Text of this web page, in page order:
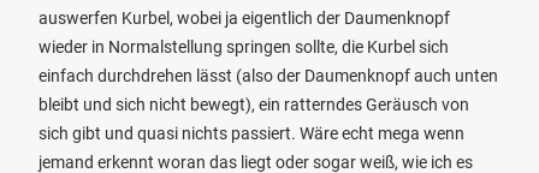
auswerfen Kurbel, wobei ja eigentlich der Daumenknopf
wieder in Normalstellung springen sollte, die Kurbel sich
einfach durchdrehen lässt (also der Daumenknopf auch unten
bleibt und sich nicht bewegt), ein ratterndes Geräusch von
sich gibt und quasi nichts passiert. Wäre echt mega wenn
jemand erkennt woran das liegt oder sogar weiß, wie ich es